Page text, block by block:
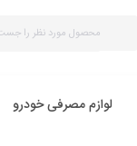
لوازم مصرفی خودرو